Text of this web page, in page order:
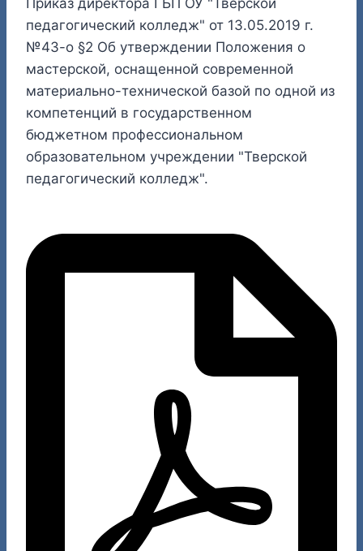
Приказ директора ГБП ОУ "Тверской
педагогический колледж" от 13.05.2019 г.
№43-о §2 Об утверждении Положения о
мастерской, оснащенной современной
материально-технической базой по одной из
компетенций в государственном
бюджетном профессиональном
образовательном учреждении "Тверской
педагогический колледж".